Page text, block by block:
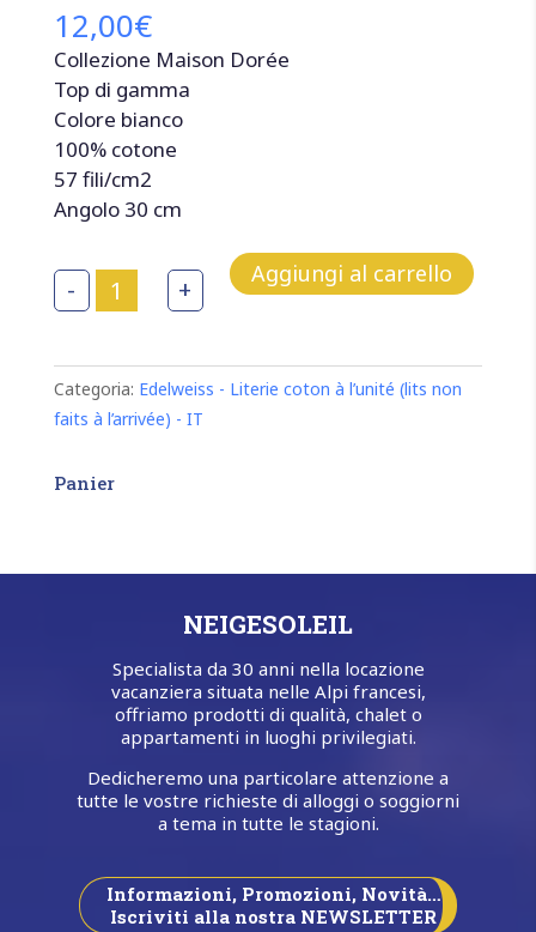
12,00€
Collezione Maison Dorée
Top di gamma
Colore bianco
100% cotone
57 fili/cm2
Angolo 30 cm
- Lenzuolo
con
angoli
*
190
per
due
quantità
+ Aggiungi al carrello
Categoria: Edelweiss - Literie coton à l’unité (lits non
faits à l’arrivée) - IT
Panier
NEIGESOLEIL
Specialista da 30 anni nella locazione
vacanziera situata nelle Alpi francesi,
offriamo prodotti di qualità, chalet o
appartamenti in luoghi privilegiati.
Dedicheremo una particolare attenzione a
tutte le vostre richieste di alloggi o soggiorni
a tema in tutte le stagioni.
Informazioni, Promozioni, Novità…
Iscriviti alla nostra NEWSLETTER